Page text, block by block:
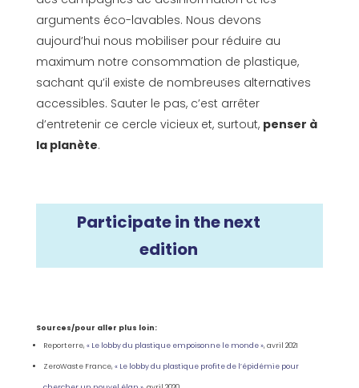
arguments éco-lavables. Nous devons
aujourd’hui nous mobiliser pour réduire au
maximum notre consommation de plastique,
sachant qu’il existe de nombreuses alternatives
accessibles. Sauter le pas, c’est arrêter
d’entretenir ce cercle vicieux et, surtout, penser à
la planète.
Participate in the next
edition
Sources/pour aller plus loin:
Reporterre, « Le lobby du plastique empoisonne le monde », avril 2021
ZeroWaste France, « Le lobby du plastique profite de l’épidémie pour